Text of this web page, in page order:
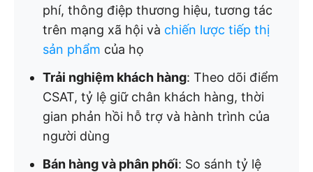
phí, thông điệp thương hiệu, tương tác
trên mạng xã hội và chiến lược tiếp thị
sản phẩm của họ
Trải nghiệm khách hàng: Theo dõi điểm
CSAT, tỷ lệ giữ chân khách hàng, thời
gian phản hồi hỗ trợ và hành trình của
người dùng
Bán hàng và phân phối: So sánh tỷ lệ